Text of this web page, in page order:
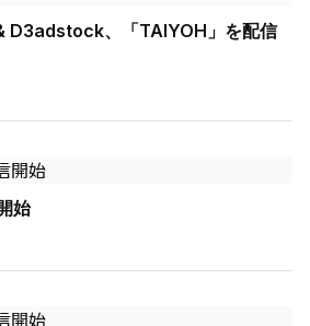
D3adstock、「TAIYOH」を配信
始